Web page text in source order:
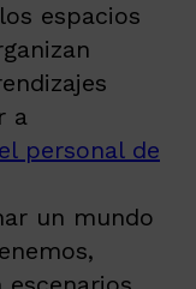
espacios
a
personal de
un mundo